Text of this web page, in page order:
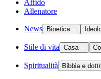
Affido
Allenatore
News Bioetica
Stile di vita Casa
Spiritualità Bibbia e